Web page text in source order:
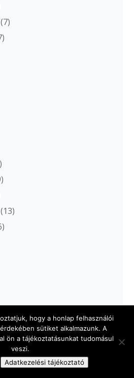
hogy a honlap felhasználói
sütiket alkalmazunk. A
ön a tájékoztatásunkat tudomásul
veszi.
Adatkezelési tájékoztató